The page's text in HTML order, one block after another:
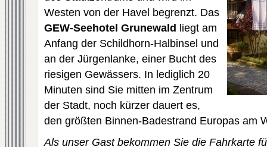
Westen von der Havel begrenzt. Das
GEW-Seehotel Grunewald
liegt am
Anfang der Schildhorn-Halbinsel und
an der Jürgenlanke, einer Bucht des
riesigen Gewässers. In lediglich 20
Minuten sind Sie mitten im Zentrum
der Stadt, noch kürzer dauert es,
den größten Binnen-Badestrand Europas am
Als unser Gast bekommen Sie die Fahrkarte